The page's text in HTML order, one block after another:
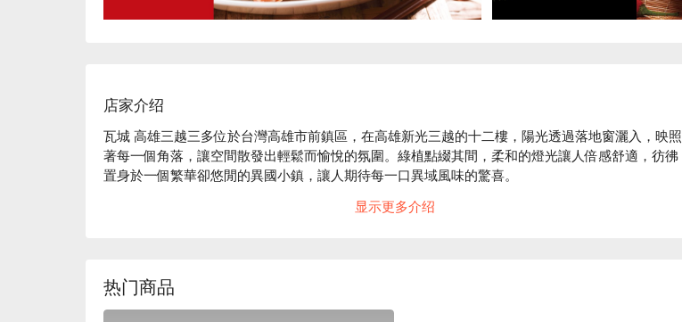
店家介绍
瓦城 高雄三越三多位於台灣高雄市前鎮區，在高雄新光三越的十二樓，陽光透過落地窗灑入，映照
著每一個角落，讓空間散發出輕鬆而愉悅的氛圍。綠植點綴其間，柔和的燈光讓人倍感舒適，彷彿
置身於一個繁華卻悠閒的異國小鎮，讓人期待每一口異域風味的驚喜。
在這樣的氛圍中，泰式咖哩雞、檸檬清蒸魚及海鮮什蔬沙律成為了完美的催化劑，提升了每一次聚
人均消費：均消 TWD 800
適合情境：多人聚餐、家庭聚餐、朋友聚餐、日常餐廳
显示更多介绍
热门商品